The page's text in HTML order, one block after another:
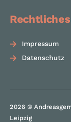
Rechtliches
Impressum
Datenschutz
2026 ©
Leipzig